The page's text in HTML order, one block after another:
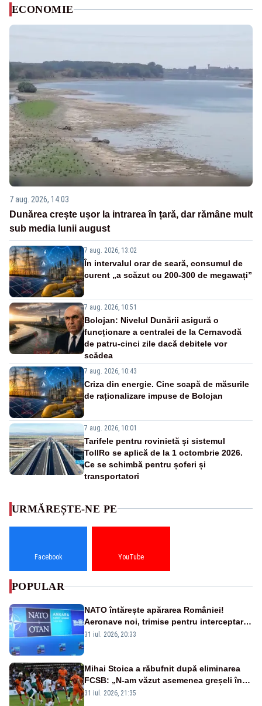
ECONOMIE
7 aug. 2026, 14:03
Dunărea crește ușor la intrarea în țară, dar rămâne mult
sub media lunii august
7 aug. 2026, 13:02
În intervalul orar de seară, consumul de
curent „a scăzut cu 200-300 de megawați”
7 aug. 2026, 10:51
Bolojan: Nivelul Dunării asigură o
funcționare a centralei de la Cernavodă
de patru-cinci zile dacă debitele vor
scădea
7 aug. 2026, 10:43
Criza din energie. Cine scapă de măsurile
de raționalizare impuse de Bolojan
7 aug. 2026, 10:01
Tarifele pentru rovinietă și sistemul
TollRo se aplică de la 1 octombrie 2026.
Ce se schimbă pentru șoferi și
transportatori
URMĂREȘTE-NE PE
Facebook YouTube
POPULAR
NATO întărește apărarea României!
Aeronave noi, trimise pentru interceptarea
și distrugerea dronelor
31 iul. 2026, 20:33
Mihai Stoica a răbufnit după eliminarea
FCSB: „N-am văzut asemenea greșeli în
190 de meciuri europene”
31 iul. 2026, 21:35